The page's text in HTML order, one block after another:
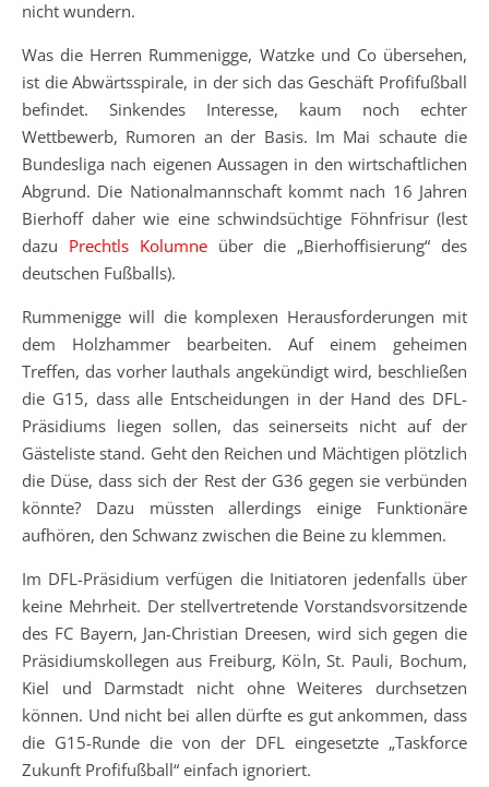
nicht wundern.
Was die Herren Rummenigge, Watzke und Co übersehen,
ist die Abwärtsspirale, in der sich das Geschäft Profifußball
befindet. Sinkendes Interesse, kaum noch echter
Wettbewerb, Rumoren an der Basis. Im Mai schaute die
Bundesliga nach eigenen Aussagen in den wirtschaftlichen
Abgrund. Die Nationalmannschaft kommt nach 16 Jahren
Bierhoff daher wie eine schwindsüchtige Föhnfrisur (lest
dazu Prechtls Kolumneüber die „Bierhoffisierung“ des
deutschen Fußballs).
Rummenigge will die komplexen Herausforderungen mit
dem Holzhammer bearbeiten. Auf einem geheimen
Treffen, das vorher lauthals angekündigt wird, beschließen
die G15, dass alle Entscheidungen in der Hand des DFL-
Präsidiums liegen sollen, das seinerseits nicht auf der
Gästeliste stand. Geht den Reichen und Mächtigen plötzlich
die Düse, dass sich der Rest der G36 gegen sie verbünden
könnte? Dazu müssten allerdings einige Funktionäre
aufhören, den Schwanz zwischen die Beine zu klemmen.
Im DFL-Präsidium verfügen die Initiatoren jedenfalls über
keine Mehrheit. Der stellvertretende Vorstandsvorsitzende
des FC Bayern, Jan-Christian Dreesen, wird sich gegen die
Präsidiumskollegen aus Freiburg, Köln, St. Pauli, Bochum,
Kiel und Darmstadt nicht ohne Weiteres durchsetzen
können. Und nicht bei allen dürfte es gut ankommen, dass
die G15-Runde die von der DFL eingesetzte „Taskforce
Zukunft Profifußball“ einfach ignoriert.